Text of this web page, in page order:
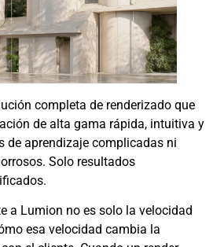
completa de renderizado que
de alta gama rápida, intuitiva y
de aprendizaje complicadas ni
Solo resultados
a Lumion no es solo la velocidad
esa velocidad cambia la